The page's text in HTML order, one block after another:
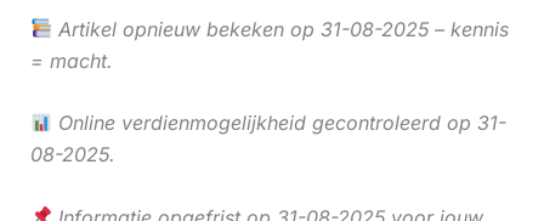
Artikel opnieuw bekeken op 31-08-2025 – kennis
= macht.
Online verdienmogelijkheid gecontroleerd op 31-
08-2025.